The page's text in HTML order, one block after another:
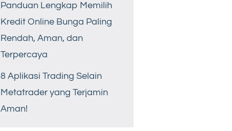
Panduan Lengkap Memilih
Kredit Online Bunga Paling
Rendah, Aman, dan
Terpercaya
8 Aplikasi Trading Selain
Metatrader yang Terjamin
Aman!